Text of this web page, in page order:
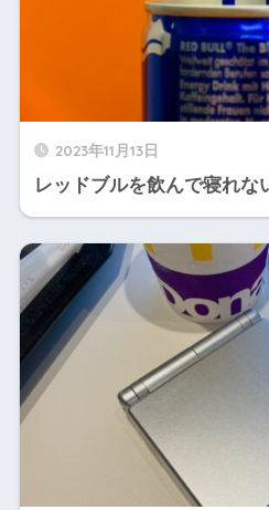
2023年11月13日
レッドブルを飲んで寝れな